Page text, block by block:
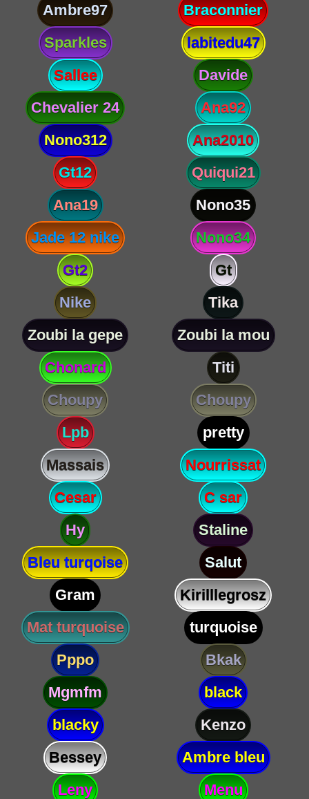
Ambre97
Braconnier
Sparkles
labitedu47
Sallee
Davide
Chevalier 24
Ana92
Nono312
Ana2010
Gt12
Quiqui21
Ana19
Nono35
Jade 12 nike
Nono34
Gt2
Gt
Nike
Tika
Zoubi la gepe
Zoubi la mou
Chonard
Titi
Choupy
Choupy
Lpb
pretty
Massais
Nourrissat
Cesar
C sar
Hy
Staline
Bleu turqoise
Salut
Gram
Kirilllegrosz
Mat turquoise
turquoise
Pppo
Bkak
Mgmfm
black
blacky
Kenzo
Bessey
Ambre bleu
Leny
Menu